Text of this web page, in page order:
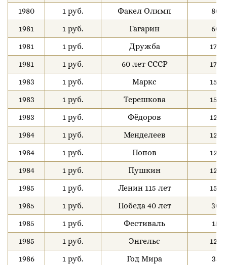
1980
1 руб. Факел Олимп
80
1981
1 руб. Гагарин
60
1981
1 руб. Дружба
170
1981
1 руб. 60 лет СССР
170
1983
1 руб. Маркс
150
1983
1 руб. Терешкова
150
1983
1 руб. Фёдоров
120
1984
1 руб. Менделеев
120
1984
1 руб. Попов
120
1984
1 руб. Пушкин
120
1985
1 руб. Ленин 115 лет
150
1985
1 руб. Победа 40 лет
30
1985
1 руб. Фестиваль
15
1985
1 руб. Энгельс
120
1986
1 руб. Год Мира
35